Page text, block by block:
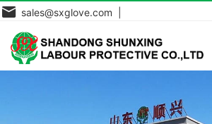
sales@sxglove.com |